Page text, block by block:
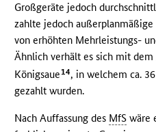
Großgeräte jedoch
zahlte jedoch
von erhöhten Mehrleistungs-
Ähnlich verhält es sich mit
Königsaue14, in welchem ca.
gezahlt wurden.
Nach Auffassung des MfS wäre